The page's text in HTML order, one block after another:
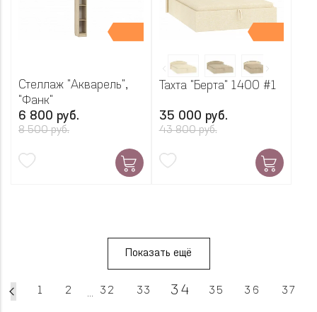
Стеллаж "Акварель",
"Фанк"
6 800 руб.
8 500 руб.
Тахта "Берта" 1400 #1
35 000 руб.
43 800 руб.
Показать ещё
1 2 ... 32 33 34 35 36 37